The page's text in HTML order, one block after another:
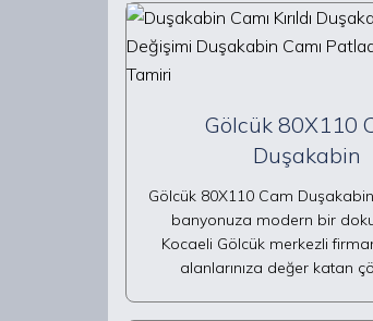
Gölcük 80X110
Duşakabin
Gölcük 80X110 Cam
banyonuza modern bir
Kocaeli Gölcük merkezli
alanlarınıza değer katan